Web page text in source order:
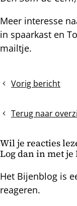
Meer interesse
in spaarkast en
mailtje.
Vorig bericht
De
gaatTerug naar
Wil je reacties
Log dan in met je
Het Bijenblog is
reageren.